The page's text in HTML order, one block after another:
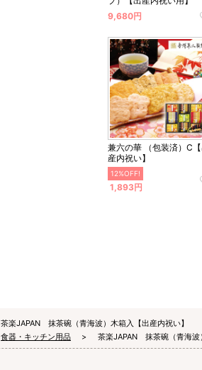
9,680円
兼六の華 （包装済）C
産内祝い】
12%OFF!
1,893円
茶楽JAPAN 抹茶碗（青海波）木箱入【出産内祝い】
食器・キッチン用品 茶楽JAPAN 抹茶碗（青海波